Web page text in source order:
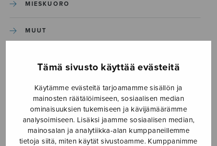
Tämä sivusto käyttää evästeitä
Käytämme evästeitä tarjoamamme sisällön ja
mainosten räätälöimiseen, sosiaalisen median
ominaisuuksien tukemiseen ja kävijämäärämme
analysoimiseen. Lisäksi jaamme sosiaalisen median,
mainosalan ja analytiikka-alan kumppaneillemme
tietoja siitä, miten käytät sivustoamme. Kumppanimme
MIESKUORO
MUUT
SEKAKUORO
SOITINKOULUT JA OPPAAT
SOITINMUSIIKKI